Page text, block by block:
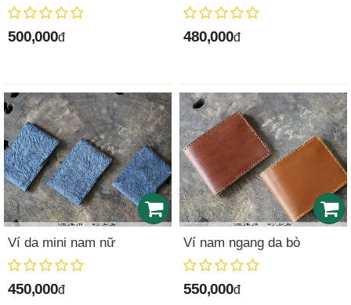
500,000đ 480,000đ
Ví da mini nam nữ
450,000đ
Ví nam ngang da bò
550,000đ